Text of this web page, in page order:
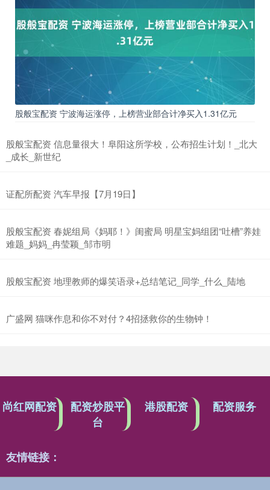
股般宝配资 宁波海运涨停，上榜营业部合计净买入1.31亿元
股般宝配资 信息量很大！阜阳这所学校，公布招生计划！_北大
_成长_新世纪
证配所配资 汽车早报【7月19日】
股般宝配资 春妮组局《妈耶！》闺蜜局 明星宝妈组团“吐槽”养娃
难题_妈妈_冉莹颖_邹市明
股般宝配资 地理教师的爆笑语录+总结笔记_同学_什么_陆地
广盛网 猫咪作息和你不对付？4招拯救你的生物钟！
尚红网配资
配资炒股平
台
港股配资 配资服务
友情链接：